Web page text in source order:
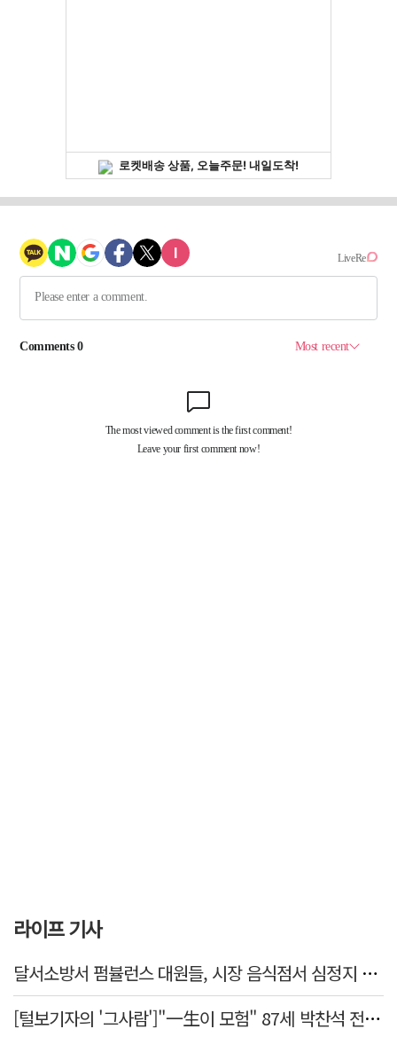
라이프 기사
달서소방서 펌뷸런스 대원들, 시장 음식점서 심정지 환자 생명 살려
[털보기자의 '그사람']"一生이 모험" 87세 박찬석 전 경북대 총장